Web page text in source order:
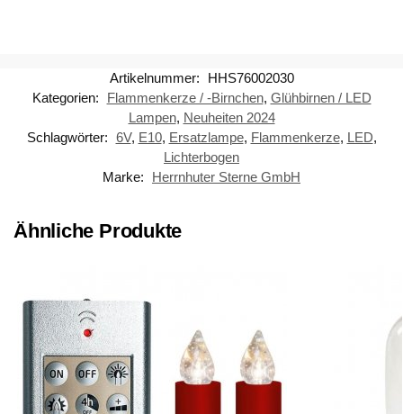
Artikelnummer:
HHS76002030
Kategorien:
Flammenkerze / -Birnchen, Glühbirnen / LED
Lampen, Neuheiten 2024
Schlagwörter: 6V, E10, Ersatzlampe, Flammenkerze, LED,
Lichterbogen
Marke:
Herrnhuter Sterne GmbH
Ähnliche Produkte